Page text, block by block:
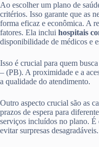
Ao escolher um plano de
critérios. Isso garante que as
forma eficaz e econômica. A
fatores. Ela inclui hospitais
disponibilidade de médicos e
Isso é crucial para quem
– (PB). A proximidade e a
a qualidade do atendimento.
Outro aspecto crucial são as
prazos de espera para
serviços incluídos no plano. É
evitar surpresas desagradáveis.